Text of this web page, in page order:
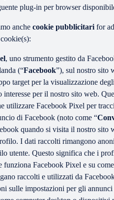
plug-in per browser
anche cookie pubblicitari for
, uno strumento gestito da
(“Facebook”), sul nostro sito
target per la visualizzazione
interesse per il nostro sito web.
utilizzare Facebook Pixel per
di Facebook (noto come “
quando si visita il nostro
I dati raccolti rimangono
utente. Questo significa che i
Facebook Pixel e su
raccolti e utilizzati da
sulle impostazioni per gli annunci